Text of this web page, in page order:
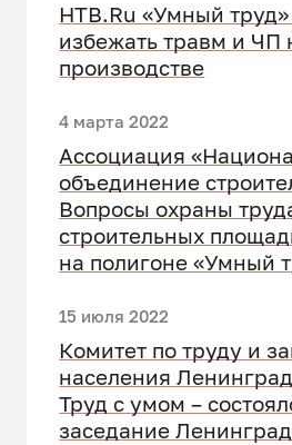
НТВ.Ru «Умный
избежать травм и ЧП
производстве
4 марта 2022
Ассоциация
объединение
Вопросы охраны
строительных
на полигоне «Умный
15 июля 2022
Комитет по труду и
населения
Труд с умом –
заседание